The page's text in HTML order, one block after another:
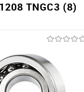
TNGC3 (8)